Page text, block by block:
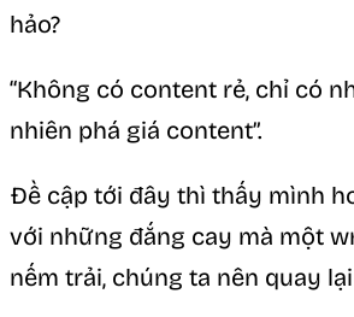
hảo?
“Không có content rẻ, chỉ có
nhiên phá giá content”.
Đề cập tới đây thì thấy mình
với những đắng cay mà một
nếm trải, chúng ta nên quay